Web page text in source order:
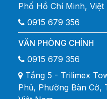
Phố Hồ Chí Minh, Việt
0915 679 356
VĂN PHÒNG CHÍNH
0915 679 356
Tầng 5 - Trilimex
Phủ, Phường Bàn Cờ,